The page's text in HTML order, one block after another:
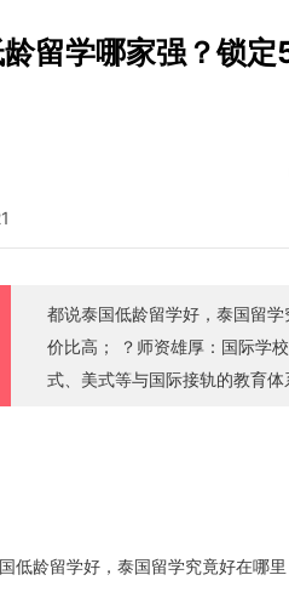
留学哪家强？锁
都说泰国低龄留学好，泰国留学究竟好在哪里？ ？费用低廉：可以用极其低
价比高； ？师资雄厚：国际学校会聘请来自各个国家、有着丰富经验的教师； ？国际化教育：国际学校多采用英
式、美式等与国际接轨的教育体系，课
低龄留学好，泰国留学究竟好在哪里